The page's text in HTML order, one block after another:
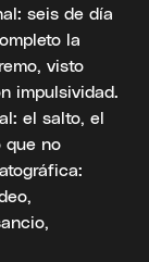
seis de día
la
visto
impulsividad.
el salto, el
que no